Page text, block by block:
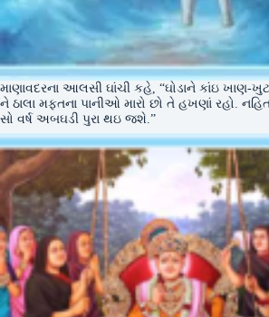
માણાવદરના આલસી ઘાંચી કહે, “ઘોડાને કાંઇ ખાણ-
ને ઠાલા મફતના પાનીઓ મારો છો તે હખણાં રહો.
સો વર્ષ અબઘડી પુરા થઇ જશે.”